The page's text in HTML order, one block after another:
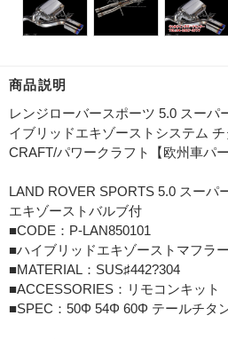
商品説明
レンジローバースポーツ 5.0 スーパ
イブリッドエキゾーストシステム
CRAFT/パワークラフト【欧州車パー
LAND ROVER SPORTS 5.0 スーパ
エキゾーストバルブ付
■CODE：P-LAN850101
■ハイブリッドエキゾーストマフラ
■MATERIAL：SUS♯442?304
■ACCESSORIES：リモコンキット
■SPEC：50Φ 54Φ 60Φ テールチタ